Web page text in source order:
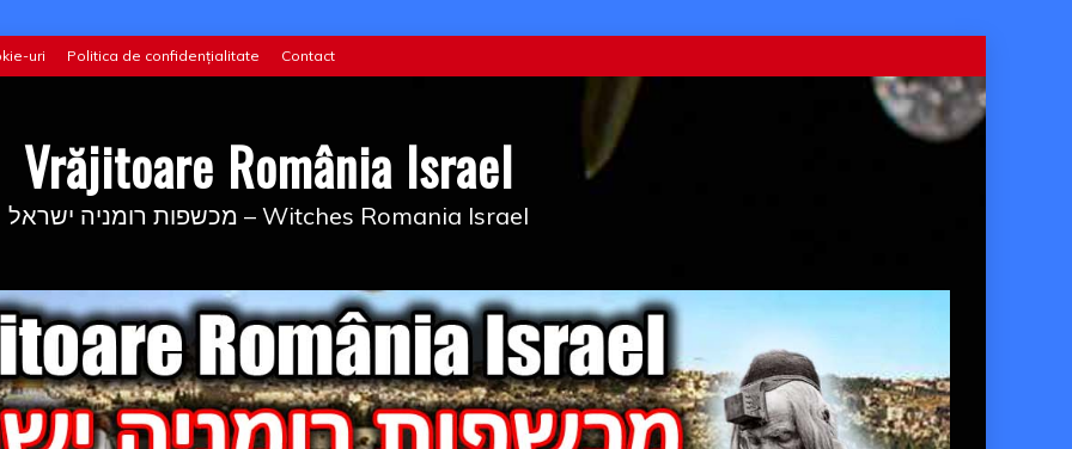
uri Politica de confidențialitate Contact
Vrăjitoare România Israel
מכשפות רומניה ישראל – Witches Romania Israel